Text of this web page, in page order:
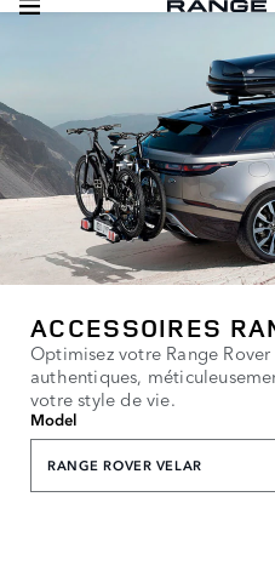
ACCESSOIRES
Optimisez votre Range Rover
authentiques,
votre style de vie.
Model
RANGE ROVER VELAR